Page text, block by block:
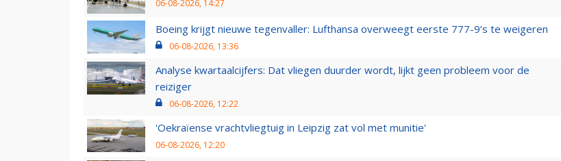
06-08-2026, 14:27
Boeing krijgt nieuwe tegenvaller: Lufthansa overweegt eerste 777-9’s te weigeren
06-08-2026, 13:36
Analyse kwartaalcijfers: Dat vliegen duurder wordt, lijkt geen probleem voor de
reiziger
06-08-2026, 12:22
'Oekraïense vrachtvliegtuig in Leipzig zat vol met munitie'
06-08-2026, 12:20